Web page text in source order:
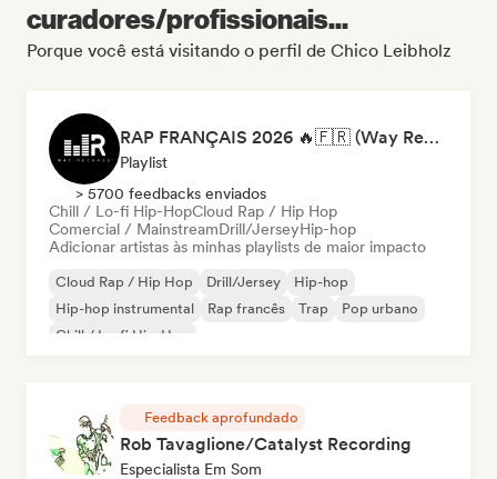
curadores/profissionais...
Porque você está visitando o perfil de Chico Leibholz
RAP FRANÇAIS 2026 🔥🇫🇷 (Way Records)
Playlist
> 5700 feedbacks enviados
Chill / Lo-fi Hip-HopCloud Rap / Hip Hop
Comercial / MainstreamDrill/JerseyHip-hop
Adicionar artistas às minhas playlists de maior impacto
Cloud Rap / Hip Hop Drill/Jersey
Hip-hop
Hip-hop instrumental
Rap francês Trap
Pop urbano
Chill / Lo-fi Hip-Hop
Feedback aprofundado
Rob Tavaglione/Catalyst Recording
Especialista Em Som